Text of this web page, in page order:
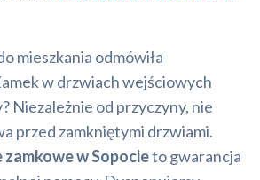
mieszkania odmówiła
w drzwiach wejściowych
Niezależnie od przyczyny, nie
przed zamkniętymi drzwiami.
w Sopocieto gwarancja